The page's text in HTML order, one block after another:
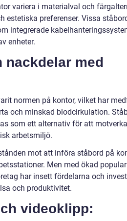
variera i materialval och
estetiska preferenser. Vissa
integrerade
enheter.
nackdelar med
normen på kontor, vilket har
och minskad blodcirkulation.
som ett alternativ för att
arbetsmiljö.
mot att införa ståbord på
Men med ökad
har insett fördelarna och
och produktivitet.
videoklipp: